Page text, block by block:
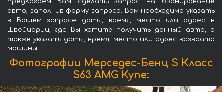
предлагаем Вам сделать запрос на бронирование
авто, заполнив форму запроса. Вам необходимо указать
в Вашем запросе даты, время, место или адрес в
Швейцарии, где Вы хотите получить данный авто, а
также указать даты, время, место или адрес возврата
машины.
Фотографии Мерседес-Бенц S Класс
S63 AMG Купе: